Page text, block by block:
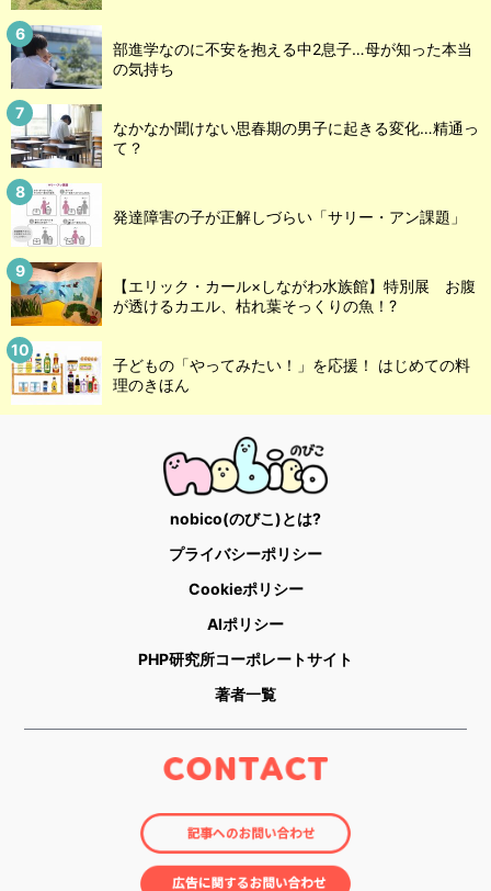
部進学なのに不安を抱える中2息子…母が知った本当
の気持ち
なかなか聞けない思春期の男子に起きる変化…精通っ
て？
発達障害の子が正解しづらい「サリー・アン課題」
【エリック・カール×しながわ水族館】特別展 お腹
が透けるカエル、枯れ葉そっくりの魚！?
子どもの「やってみたい！」を応援！ はじめての料
理のきほん
nobico(のびこ)とは?
プライバシーポリシー
Cookieポリシー
AIポリシー
PHP研究所コーポレートサイト
著者一覧